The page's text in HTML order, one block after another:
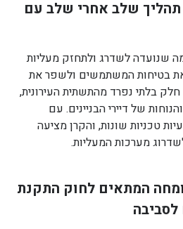
תהליך שלב אחרי שלב עם
שנועדה לשדרג ולתחזק מעליות
בטיחות המשתמשים ולשפר את
בלתי נפרד מהתשתית העירונית,
של דיירי הבניינים. עם
טכניות שונות, והקרן מציעה
מערכות המעליות.
המתאים לחוק התקנת
לסביבה